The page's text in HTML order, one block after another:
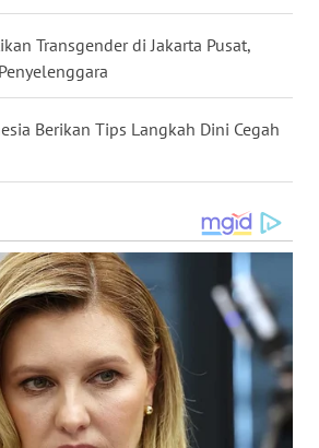
Transgender di Jakarta Pusat,
Berikan Tips Langkah Dini Cegah